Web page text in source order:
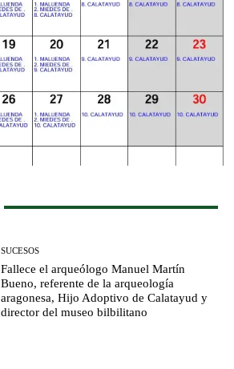
SUCESOS
Fallece el arqueólogo Manuel Martín
Bueno, referente de la arqueología
aragonesa, Hijo Adoptivo de Calatayud y
director del museo bilbilitano